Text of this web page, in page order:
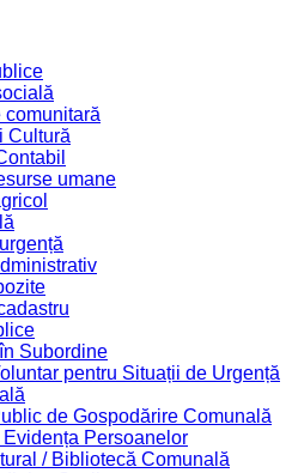
comunitară
Cultură
umane
Subordine
pentru Situații de Urgență
de Gospodărire Comunală
Persoanelor
/ Bibliotecă Comunală